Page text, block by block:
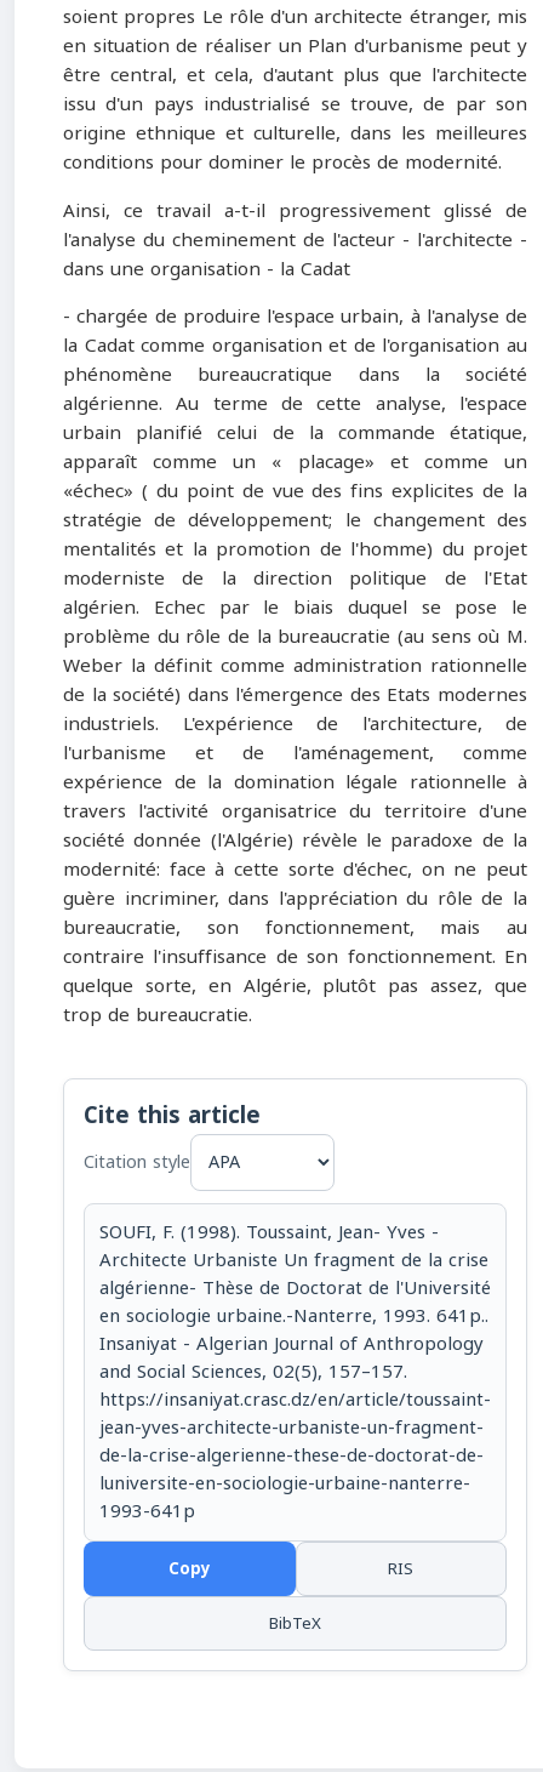
soient propres Le rôle d'un architecte étranger, mis
en situation de réaliser un Plan d'urbanisme peut y
être central, et cela, d'autant plus que l'architecte
issu d'un pays industrialisé se trouve, de par son
origine ethnique et culturelle, dans les meilleures
conditions pour dominer le procès de modernité.
Ainsi, ce travail a-t-il progressivement glissé de
l'analyse du cheminement de l'acteur - l'architecte -
dans une organisation - la Cadat
- chargée de produire l'espace urbain, à l'analyse de
la Cadat comme organisation et de l'organisation au
phénomène bureaucratique dans la société
algérienne. Au terme de cette analyse, l'espace
urbain planifié celui de la commande étatique,
apparaît comme un « placage» et comme un
«échec» ( du point de vue des fins explicites de la
stratégie de développement; le changement des
mentalités et la promotion de l'homme) du projet
moderniste de la direction politique de l'Etat
algérien. Echec par le biais duquel se pose le
problème du rôle de la bureaucratie (au sens où M.
Weber la définit comme administration rationnelle
de la société) dans l'émergence des Etats modernes
industriels. L'expérience de l'architecture, de
l'urbanisme et de l'aménagement, comme
expérience de la domination légale rationnelle à
travers l'activité organisatrice du territoire d'une
société donnée (l'Algérie) révèle le paradoxe de la
modernité: face à cette sorte d'échec, on ne peut
guère incriminer, dans l'appréciation du rôle de la
bureaucratie, son fonctionnement, mais au
contraire l'insuffisance de son fonctionnement. En
quelque sorte, en Algérie, plutôt pas assez, que
trop de bureaucratie.
Cite this article
Citation style
SOUFI, F. (1998). Toussaint, Jean- Yves -
Architecte Urbaniste Un fragment de la crise
algérienne- Thèse de Doctorat de l'Université
en sociologie urbaine.-Nanterre, 1993. 641p..
Insaniyat - Algerian Journal of Anthropology
and Social Sciences, 02(5), 157–157.
https://insaniyat.crasc.dz/en/article/toussaint-
jean-yves-architecte-urbaniste-un-fragment-
de-la-crise-algerienne-these-de-doctorat-de-
luniversite-en-sociologie-urbaine-nanterre-
1993-641p
Copy
RIS
BibTeX